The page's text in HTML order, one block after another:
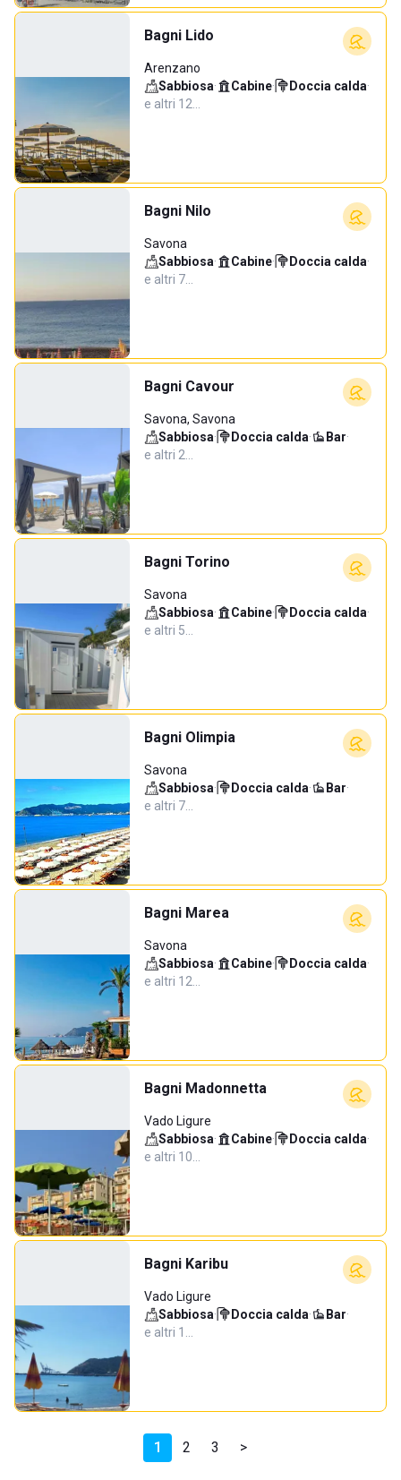
Bagni Lido
Arenzano
Sabbiosa· Cabine· Doccia calda·
e altri 12…
Bagni Nilo
Savona
Sabbiosa· Cabine· Doccia calda·
e altri 7…
Bagni Cavour
Savona, Savona
Sabbiosa· Doccia calda· Bar·
e altri 2…
Bagni Torino
Savona
Sabbiosa· Cabine· Doccia calda·
e altri 5…
Bagni Olimpia
Savona
Sabbiosa· Doccia calda· Bar·
e altri 7…
Bagni Marea
Savona
Sabbiosa· Cabine· Doccia calda·
e altri 12…
Bagni Madonnetta
Vado Ligure
Sabbiosa· Cabine· Doccia calda·
e altri 10…
Bagni Karibu
Vado Ligure
Sabbiosa· Doccia calda· Bar·
e altri 1…
1 2 3 >